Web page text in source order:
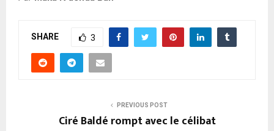
SHARE 3
PREVIOUS POST
Ciré Baldé rompt avec le célibat